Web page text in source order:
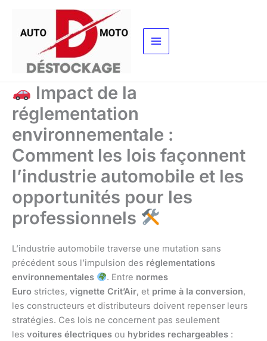
contenu
Impact de la
réglementation
environnementale :
Comment les lois façonnent
l’industrie automobile et les
opportunités pour les
professionnels
L’industrie automobile traverse une mutation sans
précédent sous l’impulsion des réglementations
environnementales
. Entre normes
Euro strictes, vignette Crit’Air, et prime à la conversion,
les constructeurs et distributeurs doivent repenser leurs
stratégies. Ces lois ne concernent pas seulement
les voitures électriques ou hybrides rechargeables :